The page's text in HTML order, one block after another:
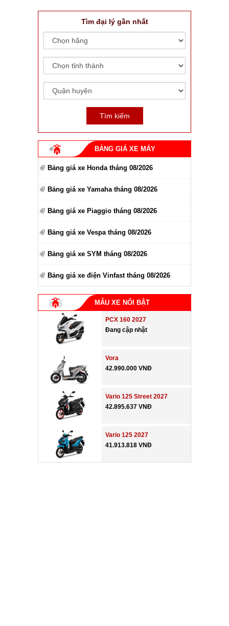
Tìm đại lý gần nhất
BẢNG GIÁ XE MÁY
Bảng giá xe Honda tháng 08/2026
Bảng giá xe Yamaha tháng 08/2026
Bảng giá xe Piaggio tháng 08/2026
Bảng giá xe Vespa tháng 08/2026
Bảng giá xe SYM tháng 08/2026
Bảng giá xe điện Vinfast tháng 08/2026
MẪU XE NỔI BẬT
PCX 160 2027
Đang cập nhật
Vora
42.990.000 VNĐ
Vario 125 Street 2027
42.895.637 VNĐ
Vario 125 2027
41.913.818 VNĐ